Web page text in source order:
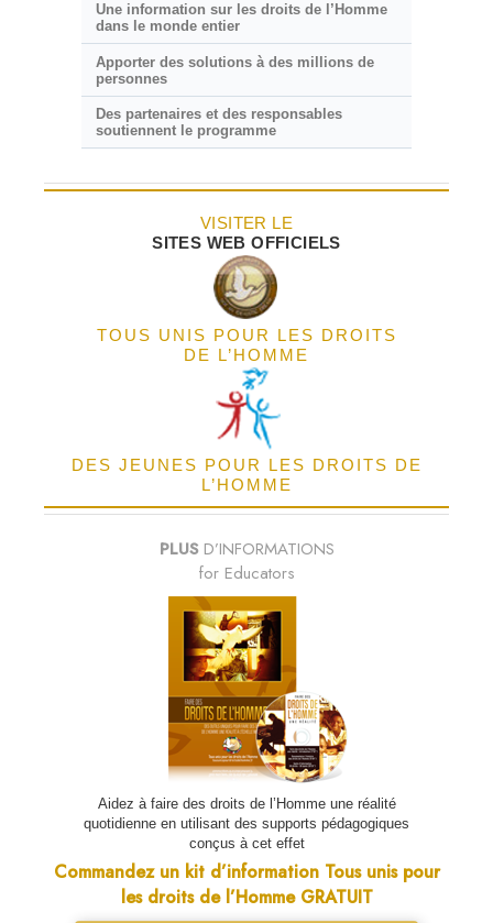
Une information sur les droits de l’Homme
dans le monde entier
Apporter des solutions à des millions de
personnes
Des partenaires et des responsables
soutiennent le programme
VISITER LE
SITES WEB OFFICIELS
TOUS UNIS POUR LES DROITS
DE L’HOMME
DES JEUNES POUR LES DROITS DE
L’HOMME
PLUS D’INFORMATIONS
for Educators
Aidez à faire des droits de l’Homme une réalité
quotidienne en utilisant des supports pédagogiques
conçus à cet effet
Commandez un kit d’information Tous unis pour
les droits de l’Homme GRATUIT